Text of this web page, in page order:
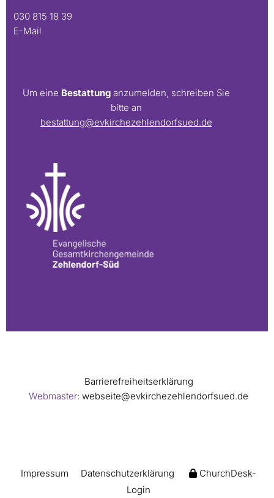
030 815 18 39
E-Mail
Um eine Bestattung anzumelden, schreiben Sie
bitte an
bestattung@evkirchezehlendorfsued.de
Barrierefreiheitserklärung
Webmaster: webseite@evkirchezehlendorfsued.de
Impressum Datenschutzerklärung
ChurchDesk-
Login